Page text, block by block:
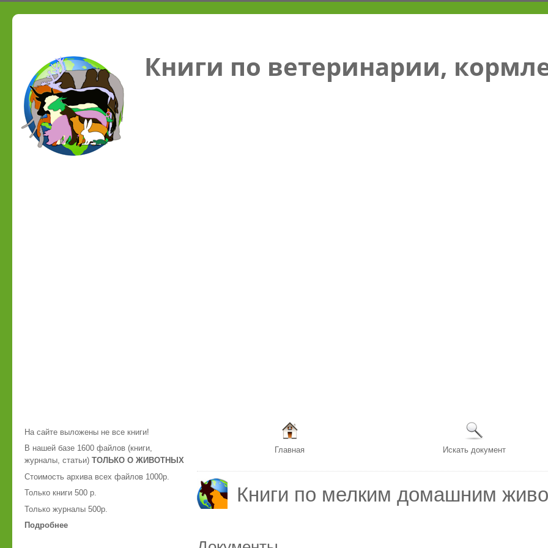
Книги по ветеринарии,
На сайте выложены не все книги!
В нашей базе 1600 файлов (книги,
журналы, статьи) ТОЛЬКО О ЖИВОТНЫХ
Стоимость архива всех файлов 1000р.
Только книги 500 р.
Только журналы 500р.
Подробнее
Главная Искать документ
Книги по мелким домашним